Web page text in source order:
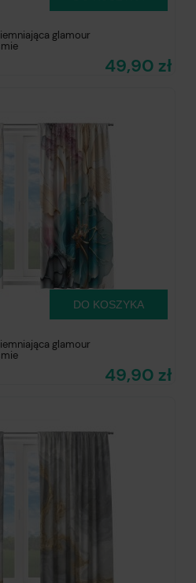
glamour
49,90 zł
glamour
49,90 zł
DO KOSZYKA